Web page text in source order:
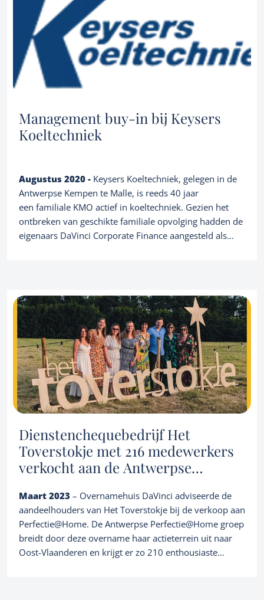
Familiale opvolging
Corporate finance consultancy
Over ons
Over ons
Team
Referenties
Portfolio
Nieuws
NL Let's talk
Management buy-in bij Keysers
Koeltechniek
Augustus 2020 - Keysers Koeltechniek, gelegen in de
Antwerpse Kempen te Malle, is reeds 40 jaar
een familiale KMO actief in koeltechniek. Gezien het
ontbreken van geschikte familiale opvolging hadden de
eigenaars DaVinci Corporate Finance aangesteld als
Dienstenchequebedrijf Het
Toverstokje met 216 medewerkers
verkocht aan de Antwerpse
Maart 2023 – Overnamehuis DaVinci adviseerde de
aandeelhouders van Het Toverstokje bij de verkoop aan
Perfectie@Home. De Antwerpse Perfectie@Home groep
breidt door deze overname haar actieterrein uit naar
Oost-Vlaanderen en krijgt er zo 210 enthousiaste